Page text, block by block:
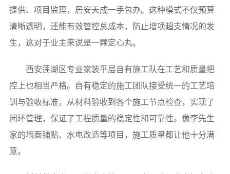
提供、项目监理，居安天成一手包办。这种模式不仅预算
清晰透明，还能有效管控总成本，防止增项超支情况的发
生，这对于业主来说是一颗定心丸。
西安莲湖区专业家装平层自有施工队在工艺和质量把
控上也相当严格。自有稳定的施工团队接受统一的工艺培
训与验收标准，从材料验收到各个施工节点检查，实现了
闭环管理，保证了工程质量的稳定性和可靠性。像李先生
家的墙面铺贴、水电改造等项目，施工质量都让他十分满
意。